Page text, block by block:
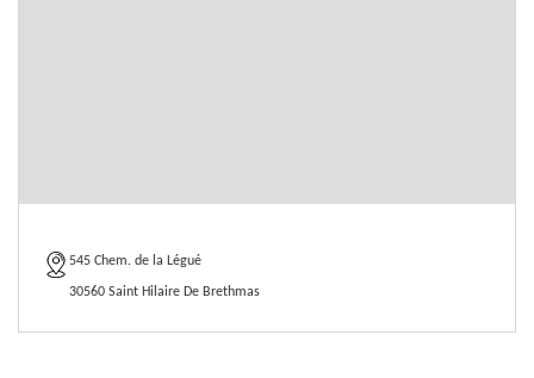
545 Chem. de la Légué
30560 Saint Hilaire De Brethmas